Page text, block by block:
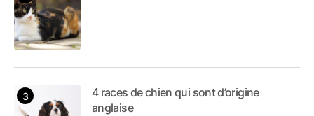
4 races de chien qui sont d’origine
anglaise